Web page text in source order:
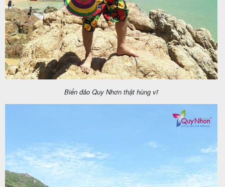
Biển đảo Quy Nhơn thật hùng vĩ